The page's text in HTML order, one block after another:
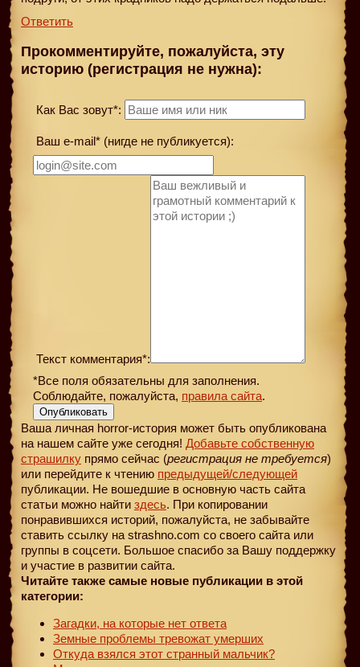
Ответить
Прокомментируйте, пожалуйста, эту
историю (регистрация не нужна):
Как Вас зовут*:
Ваш e-mail* (нигде не публикуется):
Текст комментария*:
*Все поля обязательны для заполнения.
Соблюдайте, пожалуйста, правила сайта.
Опубликовать
Ваша личная horror-история может быть опубликована
на нашем сайте уже сегодня! Добавьте собственную
страшилку прямо сейчас (регистрация не требуется)
или перейдите к чтению предыдущей/следующей
публикации. Не вошедшие в основную часть сайта
статьи можно найти здесь. При копировании
понравившихся историй, пожалуйста, не забывайте
ставить ссылку на strashno.com со своего сайта или
группы в соцсети. Большое спасибо за Вашу поддержку
и участие в развитии сайта.
Читайте также самые новые публикации в этой
категории:
Загадки, на которые нет ответа
Земные проблемы тревожат умерших
Откуда взялся этот странный мальчик?